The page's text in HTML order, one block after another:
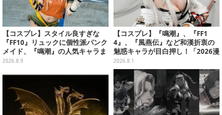
【コスプレ】スタイル良すぎな
『FF10』リュックに個性派パンク
メイド、『鳴潮』の人気キャラま
で「ワンフェス」美女レイヤー6
2026.8.9
【コスプレ】『鳴潮』、『FF1
4』、『風燕伝』など和漢折衷の
魅惑キャラが目白押し！「2026漫
画博覧会」美麗レイヤー13選【写
真39枚】
2026.8.1